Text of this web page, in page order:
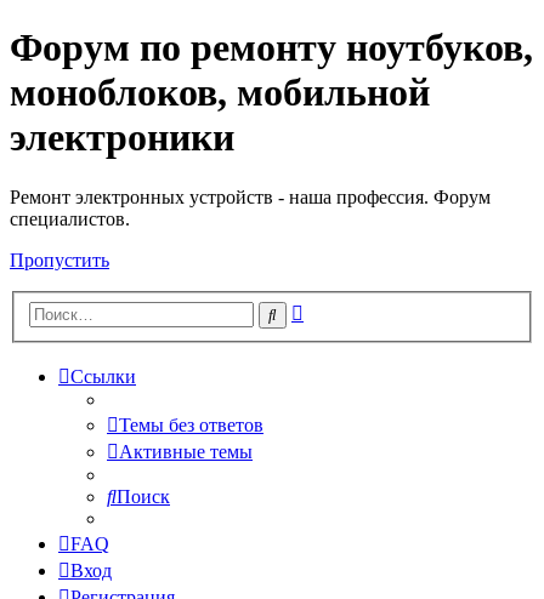
Регистрация
Форум по ремонту ноутбуков,
моноблоков, мобильной
электроники
Ремонт электронных устройств - наша профессия. Форум
специалистов.
Пропустить
Поиск
Ссылки
Темы без ответов
Активные темы
Поиск
FAQ
Вход